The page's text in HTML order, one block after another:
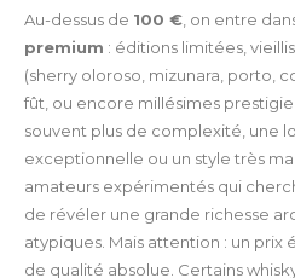
Au-dessus de 100 €, on entre
premium : éditions limitées,
(sherry oloroso, mizunara, porto,
fût, ou encore millésimes
souvent plus de complexité, une
exceptionnelle ou un style très
amateurs expérimentés qui
de révéler une grande richesse
atypiques. Mais attention : un prix
de qualité absolue. Certains